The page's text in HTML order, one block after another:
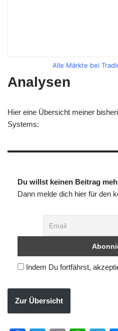
Alle Märkte bei
Analysen
Hier eine Übersicht meiner
Systems:
Du willst keinen Beitrag
Dann melde dich hier für den
Indem Du fortfährst,
Zur Übersicht